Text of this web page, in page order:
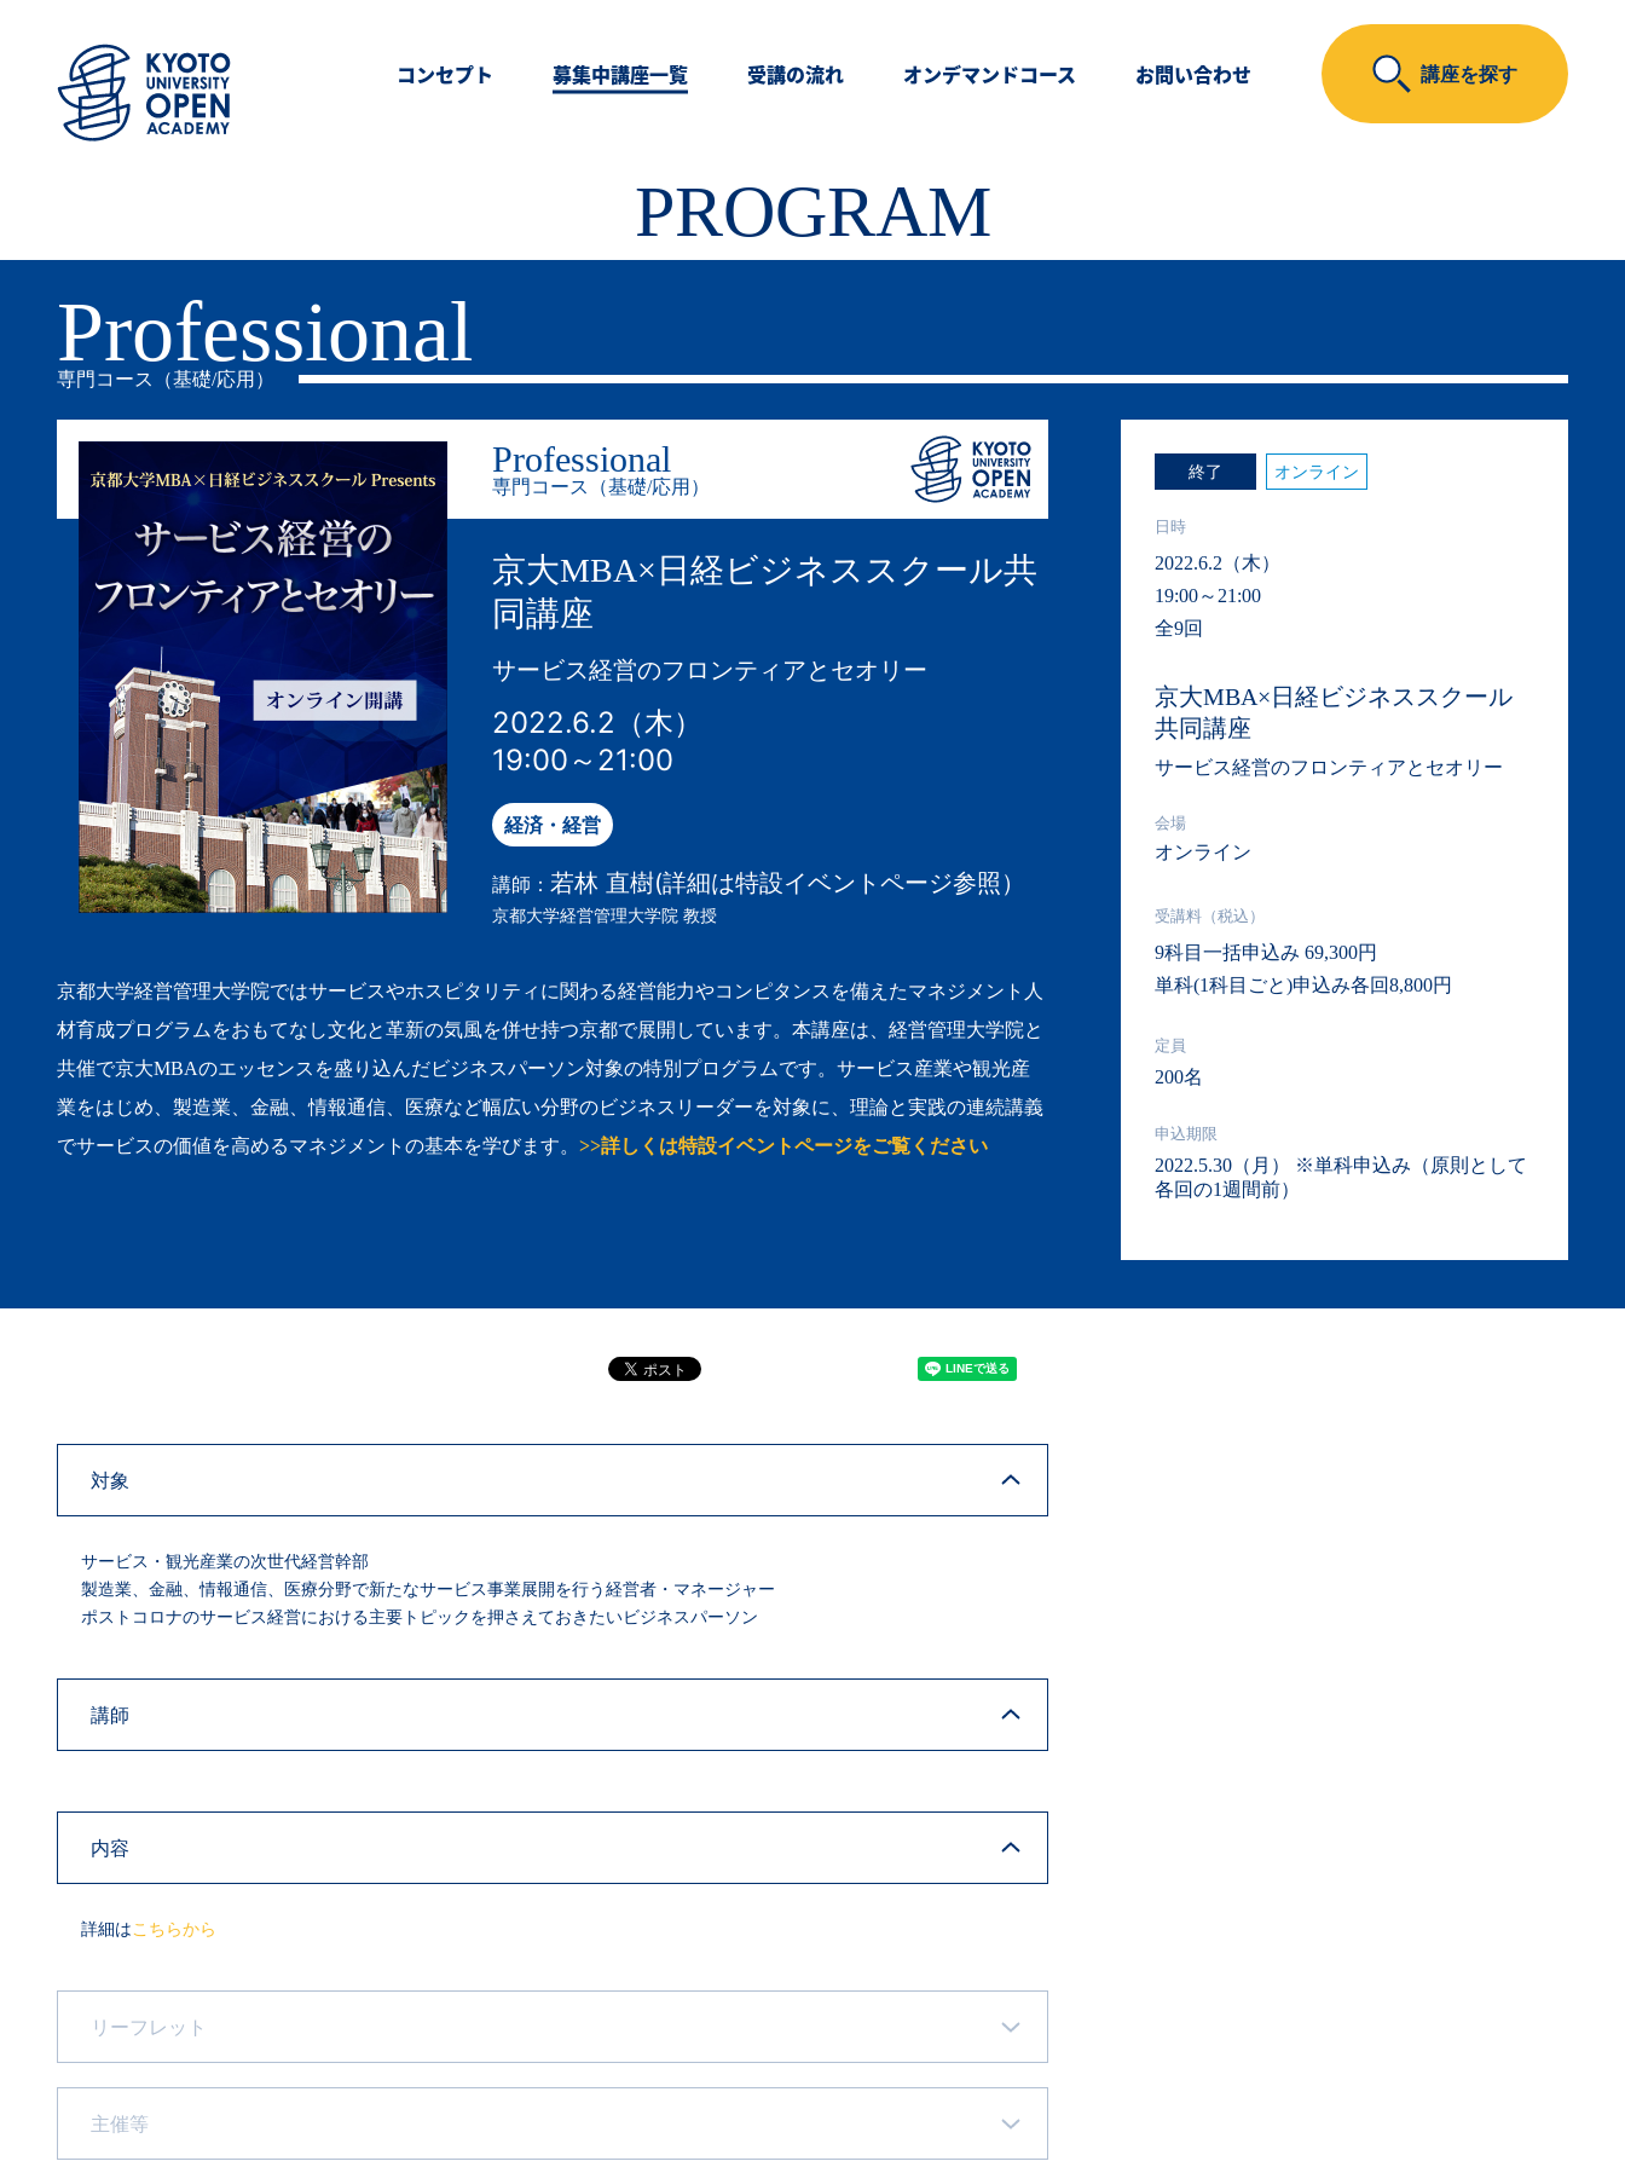
コンセプト 募集中講座一覧 受講の流れ オンデマンドコース お問い合わせ 講座を探す
PROGRAM
Professional
専門コース（基礎/応用）
Professional
専門コース（基礎/応用）
京大MBA×日経ビジネススクール共
同講座
サービス経営のフロンティアとセオリー
2022.6.2（木）
19:00～21:00
経済・経営
講師： 若林 直樹(詳細は特設イベントページ参照）
京都大学経営管理大学院 教授
京都大学経営管理大学院ではサービスやホスピタリティに関わる経営能力やコンピタンスを備えたマネジメント人
材育成プログラムをおもてなし文化と革新の気風を併せ持つ京都で展開しています。本講座は、経営管理大学院と
共催で京大MBAのエッセンスを盛り込んだビジネスパーソン対象の特別プログラムです。サービス産業や観光産
業をはじめ、製造業、金融、情報通信、医療など幅広い分野のビジネスリーダーを対象に、理論と実践の連続講義
でサービスの価値を高めるマネジメントの基本を学びます。 >>詳しくは特設イベントページをご覧ください
終了 オンライン
日時
2022.6.2（木）
19:00～21:00
全9回
京大MBA×日経ビジネススクール
共同講座
サービス経営のフロンティアとセオリー
会場
オンライン
受講料（税込）
9科目一括申込み 69,300円
単科(1科目ごと)申込み各回8,800円
定員
200名
申込期限
2022.5.30（月） ※単科申込み（原則として
各回の1週間前）
対象
サービス・観光産業の次世代経営幹部
製造業、金融、情報通信、医療分野で新たなサービス事業展開を行う経営者・マネージャー
ポストコロナのサービス経営における主要トピックを押さえておきたいビジネスパーソン
講師
内容
詳細はこちらから
リーフレット
主催等